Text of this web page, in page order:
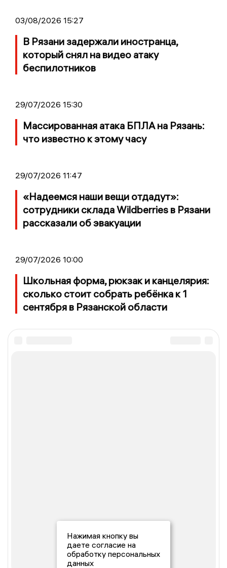
03/08/2026 15:27
В Рязани задержали иностранца,
который снял на видео атаку
беспилотников
29/07/2026 15:30
Массированная атака БПЛА на Рязань:
что известно к этому часу
29/07/2026 11:47
«Надеемся наши вещи отдадут»:
сотрудники склада Wildberries в Рязани
рассказали об эвакуации
29/07/2026 10:00
Школьная форма, рюкзак и канцелярия:
сколько стоит собрать ребёнка к 1
сентября в Рязанской области
Нажимая кнопку вы
даете согласие на
обработку персональных
данных